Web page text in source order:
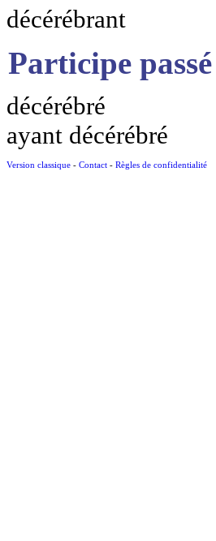
décérébrant
Participe passé
décérébré
ayant décérébré
Version classique - Contact - Règles de confidentialité